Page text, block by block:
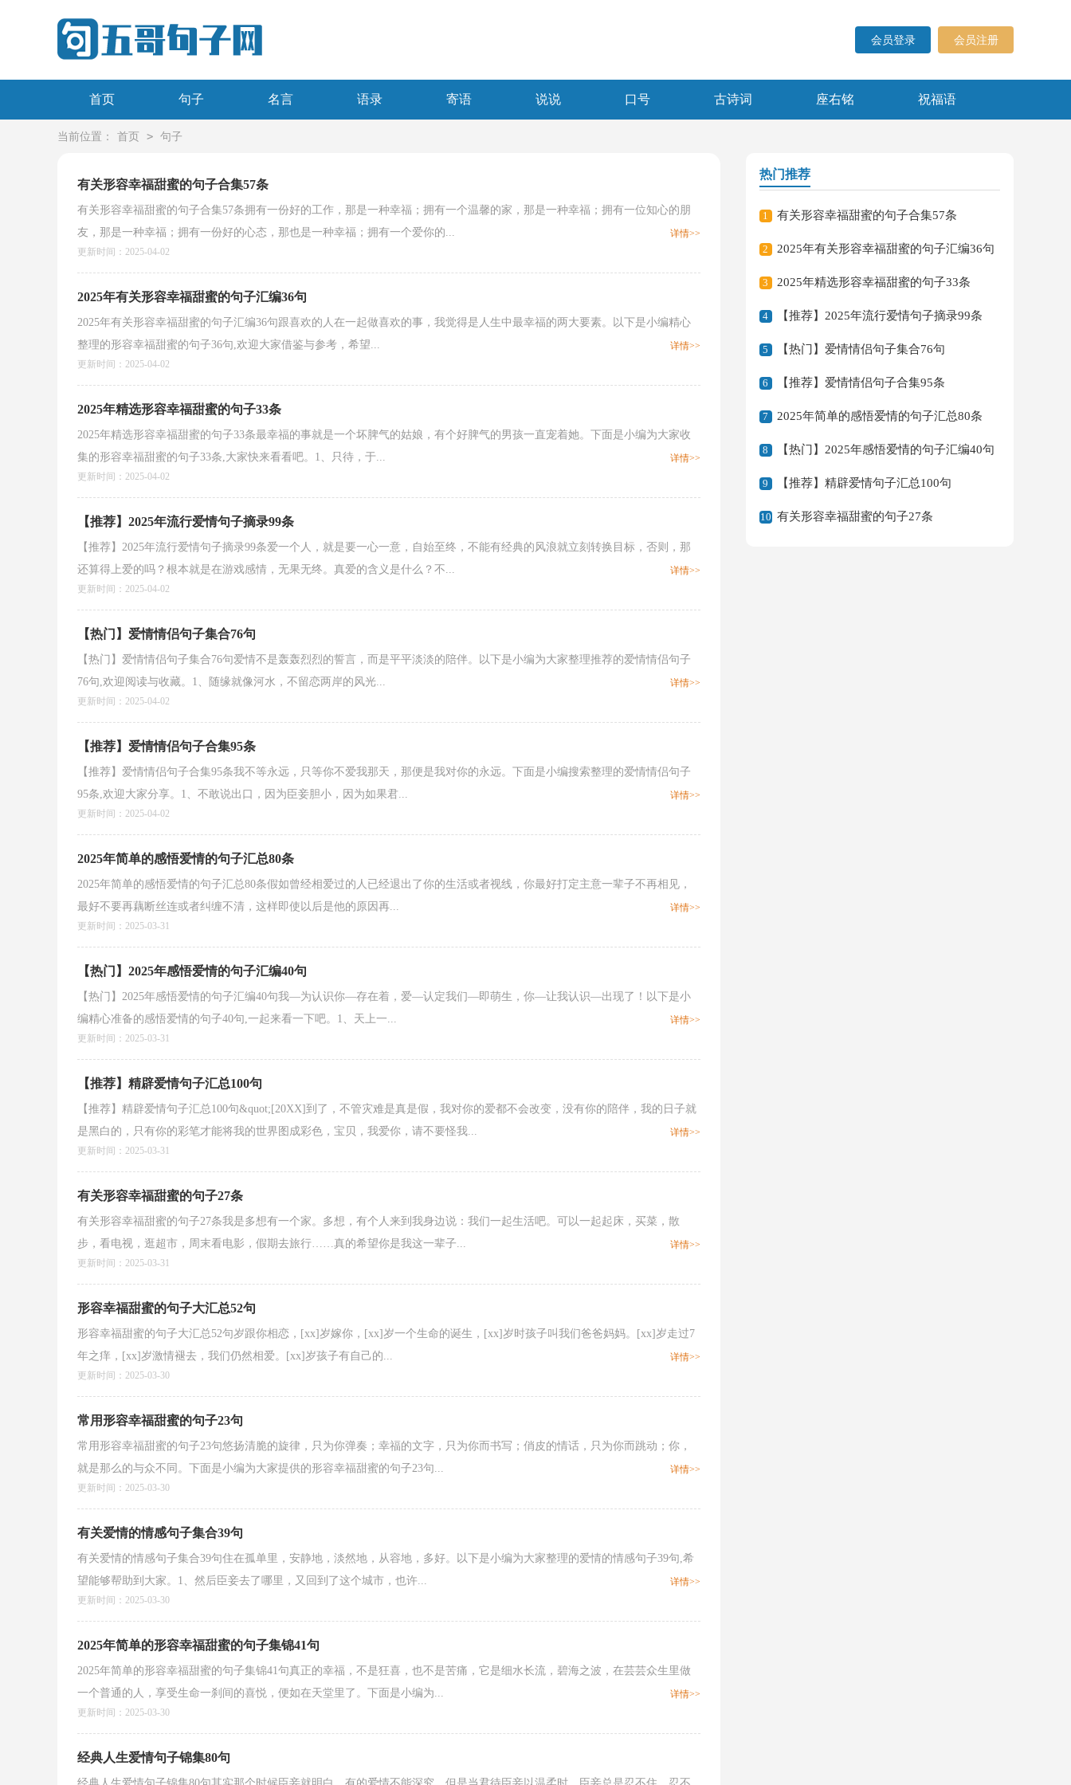
会员登录 会员注册
首页 句子 名言 语录 寄语 说说 口号 古诗词 座右铭 祝福语
当前位置： 首页 > 句子
有关形容幸福甜蜜的句子合集57条
有关形容幸福甜蜜的句子合集57条拥有一份好的工作，那是一种幸福；拥有一个温馨的家，那是一种幸福；拥有一位知心的朋
友，那是一种幸福；拥有一份好的心态，那也是一种幸福；拥有一个爱你的...
详情>>
更新时间：2025-04-02
2025年有关形容幸福甜蜜的句子汇编36句
2025年有关形容幸福甜蜜的句子汇编36句跟喜欢的人在一起做喜欢的事，我觉得是人生中最幸福的两大要素。以下是小编精心
整理的形容幸福甜蜜的句子36句,欢迎大家借鉴与参考，希望...
详情>>
更新时间：2025-04-02
2025年精选形容幸福甜蜜的句子33条
2025年精选形容幸福甜蜜的句子33条最幸福的事就是一个坏脾气的姑娘，有个好脾气的男孩一直宠着她。下面是小编为大家收
集的形容幸福甜蜜的句子33条,大家快来看看吧。1、只待，于...
详情>>
更新时间：2025-04-02
【推荐】2025年流行爱情句子摘录99条
【推荐】2025年流行爱情句子摘录99条爱一个人，就是要一心一意，自始至终，不能有经典的风浪就立刻转换目标，否则，那
还算得上爱的吗？根本就是在游戏感情，无果无终。真爱的含义是什么？不...
详情>>
更新时间：2025-04-02
【热门】爱情情侣句子集合76句
【热门】爱情情侣句子集合76句爱情不是轰轰烈烈的誓言，而是平平淡淡的陪伴。以下是小编为大家整理推荐的爱情情侣句子
76句,欢迎阅读与收藏。1、随缘就像河水，不留恋两岸的风光...
详情>>
更新时间：2025-04-02
【推荐】爱情情侣句子合集95条
【推荐】爱情情侣句子合集95条我不等永远，只等你不爱我那天，那便是我对你的永远。下面是小编搜索整理的爱情情侣句子
95条,欢迎大家分享。1、不敢说出口，因为臣妾胆小，因为如果君...
详情>>
更新时间：2025-04-02
2025年简单的感悟爱情的句子汇总80条
2025年简单的感悟爱情的句子汇总80条假如曾经相爱过的人已经退出了你的生活或者视线，你最好打定主意一辈子不再相见，
最好不要再藕断丝连或者纠缠不清，这样即使以后是他的原因再...
详情>>
更新时间：2025-03-31
【热门】2025年感悟爱情的句子汇编40句
【热门】2025年感悟爱情的句子汇编40句我—为认识你—存在着，爱—认定我们—即萌生，你—让我认识—出现了！以下是小
编精心准备的感悟爱情的句子40句,一起来看一下吧。1、天上一...
详情>>
更新时间：2025-03-31
【推荐】精辟爱情句子汇总100句
【推荐】精辟爱情句子汇总100句&quot;[20XX]到了，不管灾难是真是假，我对你的爱都不会改变，没有你的陪伴，我的日子就
是黑白的，只有你的彩笔才能将我的世界图成彩色，宝贝，我爱你，请不要怪我...
详情>>
更新时间：2025-03-31
有关形容幸福甜蜜的句子27条
有关形容幸福甜蜜的句子27条我是多想有一个家。多想，有个人来到我身边说：我们一起生活吧。可以一起起床，买菜，散
步，看电视，逛超市，周末看电影，假期去旅行……真的希望你是我这一辈子...
详情>>
更新时间：2025-03-31
形容幸福甜蜜的句子大汇总52句
形容幸福甜蜜的句子大汇总52句岁跟你相恋，[xx]岁嫁你，[xx]岁一个生命的诞生，[xx]岁时孩子叫我们爸爸妈妈。[xx]岁走过7
年之痒，[xx]岁激情褪去，我们仍然相爱。[xx]岁孩子有自己的...
详情>>
更新时间：2025-03-30
常用形容幸福甜蜜的句子23句
常用形容幸福甜蜜的句子23句悠扬清脆的旋律，只为你弹奏；幸福的文字，只为你而书写；俏皮的情话，只为你而跳动；你，
就是那么的与众不同。下面是小编为大家提供的形容幸福甜蜜的句子23句...
详情>>
更新时间：2025-03-30
有关爱情的情感句子集合39句
有关爱情的情感句子集合39句住在孤单里，安静地，淡然地，从容地，多好。以下是小编为大家整理的爱情的情感句子39句,希
望能够帮助到大家。1、然后臣妾去了哪里，又回到了这个城市，也许...
详情>>
更新时间：2025-03-30
2025年简单的形容幸福甜蜜的句子集锦41句
2025年简单的形容幸福甜蜜的句子集锦41句真正的幸福，不是狂喜，也不是苦痛，它是细水长流，碧海之波，在芸芸众生里做
一个普通的人，享受生命一刹间的喜悦，便如在天堂里了。下面是小编为...
详情>>
更新时间：2025-03-30
经典人生爱情句子锦集80句
热门推荐
1 有关形容幸福甜蜜的句子合集57条
2 2025年有关形容幸福甜蜜的句子汇编36句
3 2025年精选形容幸福甜蜜的句子33条
4 【推荐】2025年流行爱情句子摘录99条
5 【热门】爱情情侣句子集合76句
6 【推荐】爱情情侣句子合集95条
7 2025年简单的感悟爱情的句子汇总80条
8 【热门】2025年感悟爱情的句子汇编40句
9 【推荐】精辟爱情句子汇总100句
10 有关形容幸福甜蜜的句子27条